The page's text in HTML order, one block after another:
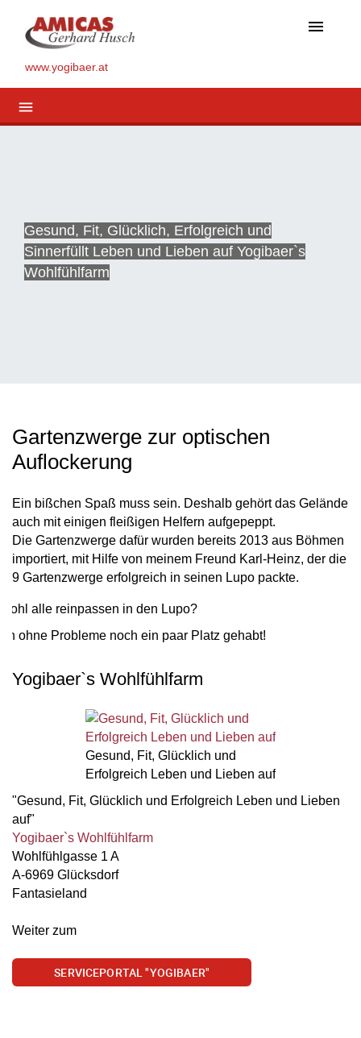
menu
www.yogibaer.at
menu
Gesund, Fit, Glücklich, Erfolgreich und
Sinnerfüllt Leben und Lieben auf Yogibaer`s
Wohlfühlfarm
Gartenzwerge zur optischen
Auflockerung
Ein bißchen Spaß muss sein. Deshalb gehört das Gelände
auch mit einigen fleißigen Helfern aufgepeppt.
Die Gartenzwerge dafür wurden bereits 2013 aus Böhmen
importiert, mit Hilfe von meinem Freund Karl-Heinz, der die
9 Gartenzwerge erfolgreich in seinen Lupo packte.
alle reinpassen in den Lupo?
ohne Probleme noch ein paar Platz gehabt!
Yogibaer`s Wohlfühlfarm
Gesund, Fit, Glücklich und
Erfolgreich Leben und Lieben auf
"Gesund, Fit, Glücklich und Erfolgreich Leben und Lieben
auf"
Yogibaer`s Wohlfühlfarm
Wohlfühlgasse 1 A
A-6969 Glücksdorf
Fantasieland
Weiter zum
SERVICEPORTAL "YOGIBAER"